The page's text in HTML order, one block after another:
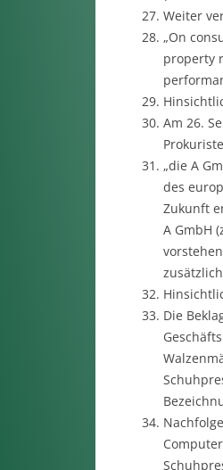
Weiter
„On
property
Am 26.
„die A
des
Zukunft
A GmbH
Die